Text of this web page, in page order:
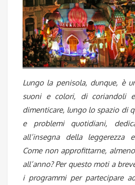
Lungo la penisola, dunque, è
suoni e colori, di coriandoli
dimenticare, lungo lo spazio di
e problemi quotidiani,
all’insegna della leggerezza
Come non approfittarne,
all’anno? Per questo moti a
i programmi per partecipare